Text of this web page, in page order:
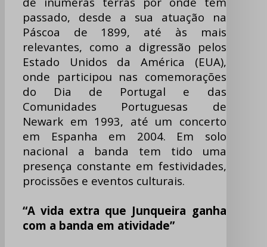
passado, desde a sua atuação na
Páscoa de 1899, até às mais
relevantes, como a digressão pelos
Estado Unidos da América (EUA),
onde participou nas comemorações
do Dia de Portugal e das
Comunidades Portuguesas de
Newark em 1993, até um concerto
em Espanha em 2004. Em solo
nacional a banda tem tido uma
presença constante em festividades,
procissões e eventos culturais.
“A vida extra que Junqueira ganha
com a banda em atividade”